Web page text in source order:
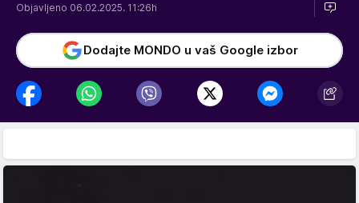
Objavljeno 06.02.2025. 11:26h
Dodajte MONDO u vaš Google izbor